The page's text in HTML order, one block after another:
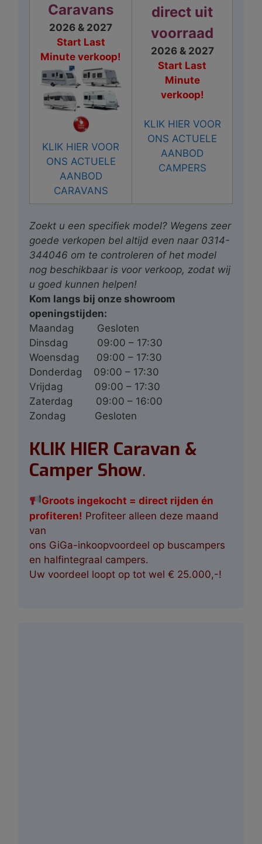
Caravans
2026 & 2027
Start Last
Minute verkoop!
KLIK HIER VOOR
ONS ACTUELE
AANBOD
CARAVANS
direct uit
voorraad
2026 & 2027
Start Last
Minute
verkoop!
KLIK HIER VOOR
ONS ACTUELE
AANBOD
CAMPERS
Zoekt u een specifiek model? Wegens zeer
goede verkopen bel altijd even naar 0314-
344046 om te controleren of het model
nog beschikbaar is voor verkoop, zodat wij
u goed kunnen helpen!
Kom langs bij onze showroom
openingstijden:
Maandag Gesloten
Dinsdag 09:00 – 17:30
Woensdag 09:00 – 17:30
Donderdag 09:00 – 17:30
Vrijdag 09:00 – 17:30
Zaterdag 09:00 – 16:00
Zondag Gesloten
KLIK HIER Caravan &
Camper Show.
Groots ingekocht = direct rijden én
profiteren! Profiteer alleen deze maand
van
ons GiGa-inkoopvoordeel op buscampers
en halfintegraal campers.
Uw voordeel loopt op tot wel € 25.000,-!